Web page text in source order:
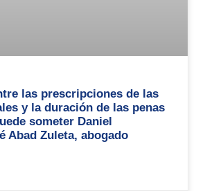
las prescripciones de las
y la duración de las penas
someter Daniel
Abad Zuleta, abogado